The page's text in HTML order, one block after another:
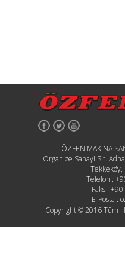
ÖZFEN MAKİNA
Organize Sanayi Sit.
Tekkeköy,
Telefon :
Faks : +90
E-Posta :
Copyright © 2016 Tüm